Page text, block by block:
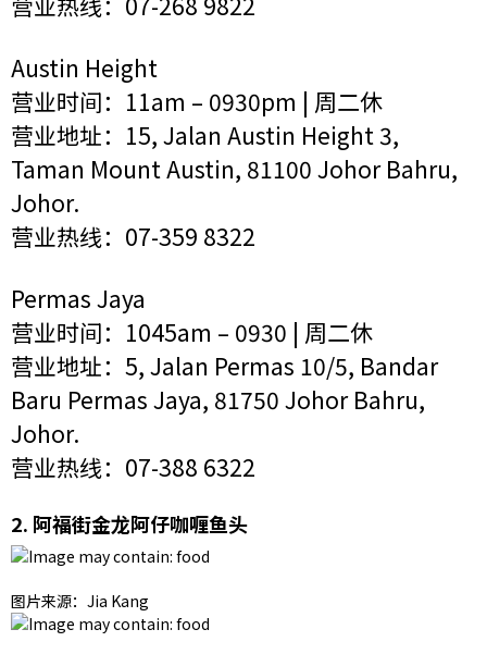
Austin Height
营业时间：11am – 0930pm | 周二休
营业地址：15, Jalan Austin Height 3,
Taman Mount Austin, 81100 Johor Bahru,
Johor.
营业热线：07-359 8322
Permas Jaya
营业时间：1045am – 0930 | 周二休
营业地址：5, Jalan Permas 10/5, Bandar
Baru Permas Jaya, 81750 Johor Bahru,
Johor.
营业热线：07-388 6322
2. 阿福街金龙阿仔咖喱鱼头
图片来源：Jia Kang